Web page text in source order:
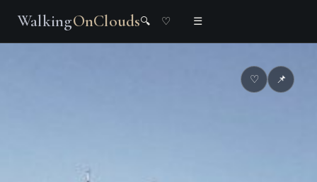
WalkingOnClouds🔍 ♡ ☰
♡ 📌